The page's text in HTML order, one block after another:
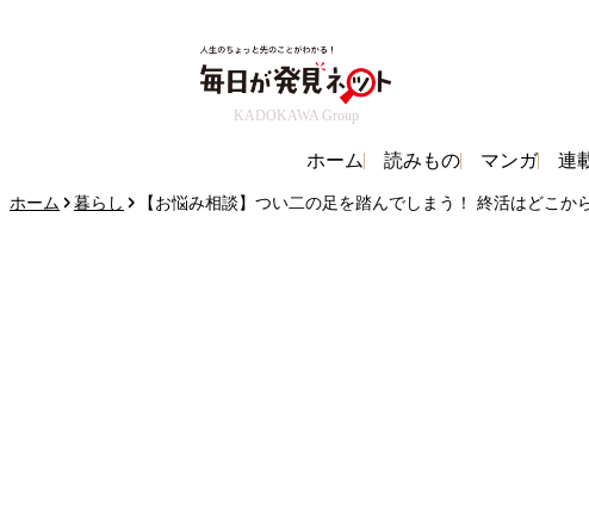
KADOKAWA Group
ホーム 読みもの マンガ 連
ホーム 暮らし 【お悩み相談】つい二の足を踏んでしまう！ 終活はどこか